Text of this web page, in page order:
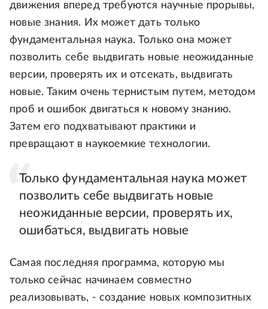
движения вперед требуются научные прорывы,
новые знания. Их может дать только
фундаментальная наука. Только она может
позволить себе выдвигать новые неожиданные
версии, проверять их и отсекать, выдвигать
новые. Таким очень тернистым путем, методом
проб и ошибок двигаться к новому знанию.
Затем его подхватывают практики и
превращают в наукоемкие технологии.
Только фундаментальная наука может
позволить себе выдвигать новые
неожиданные версии, проверять их,
ошибаться, выдвигать новые
Самая последняя программа, которую мы
только сейчас начинаем совместно
реализовывать, - создание новых композитных